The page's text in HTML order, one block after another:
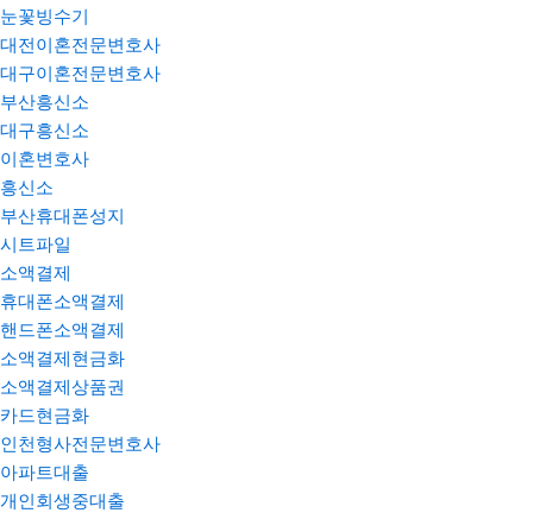
눈꽃빙수기
대전이혼전문변호사
대구이혼전문변호사
부산흥신소
대구흥신소
이혼변호사
흥신소
부산휴대폰성지
시트파일
소액결제
휴대폰소액결제
핸드폰소액결제
소액결제현금화
소액결제상품권
카드현금화
인천형사전문변호사
아파트대출
개인회생중대출